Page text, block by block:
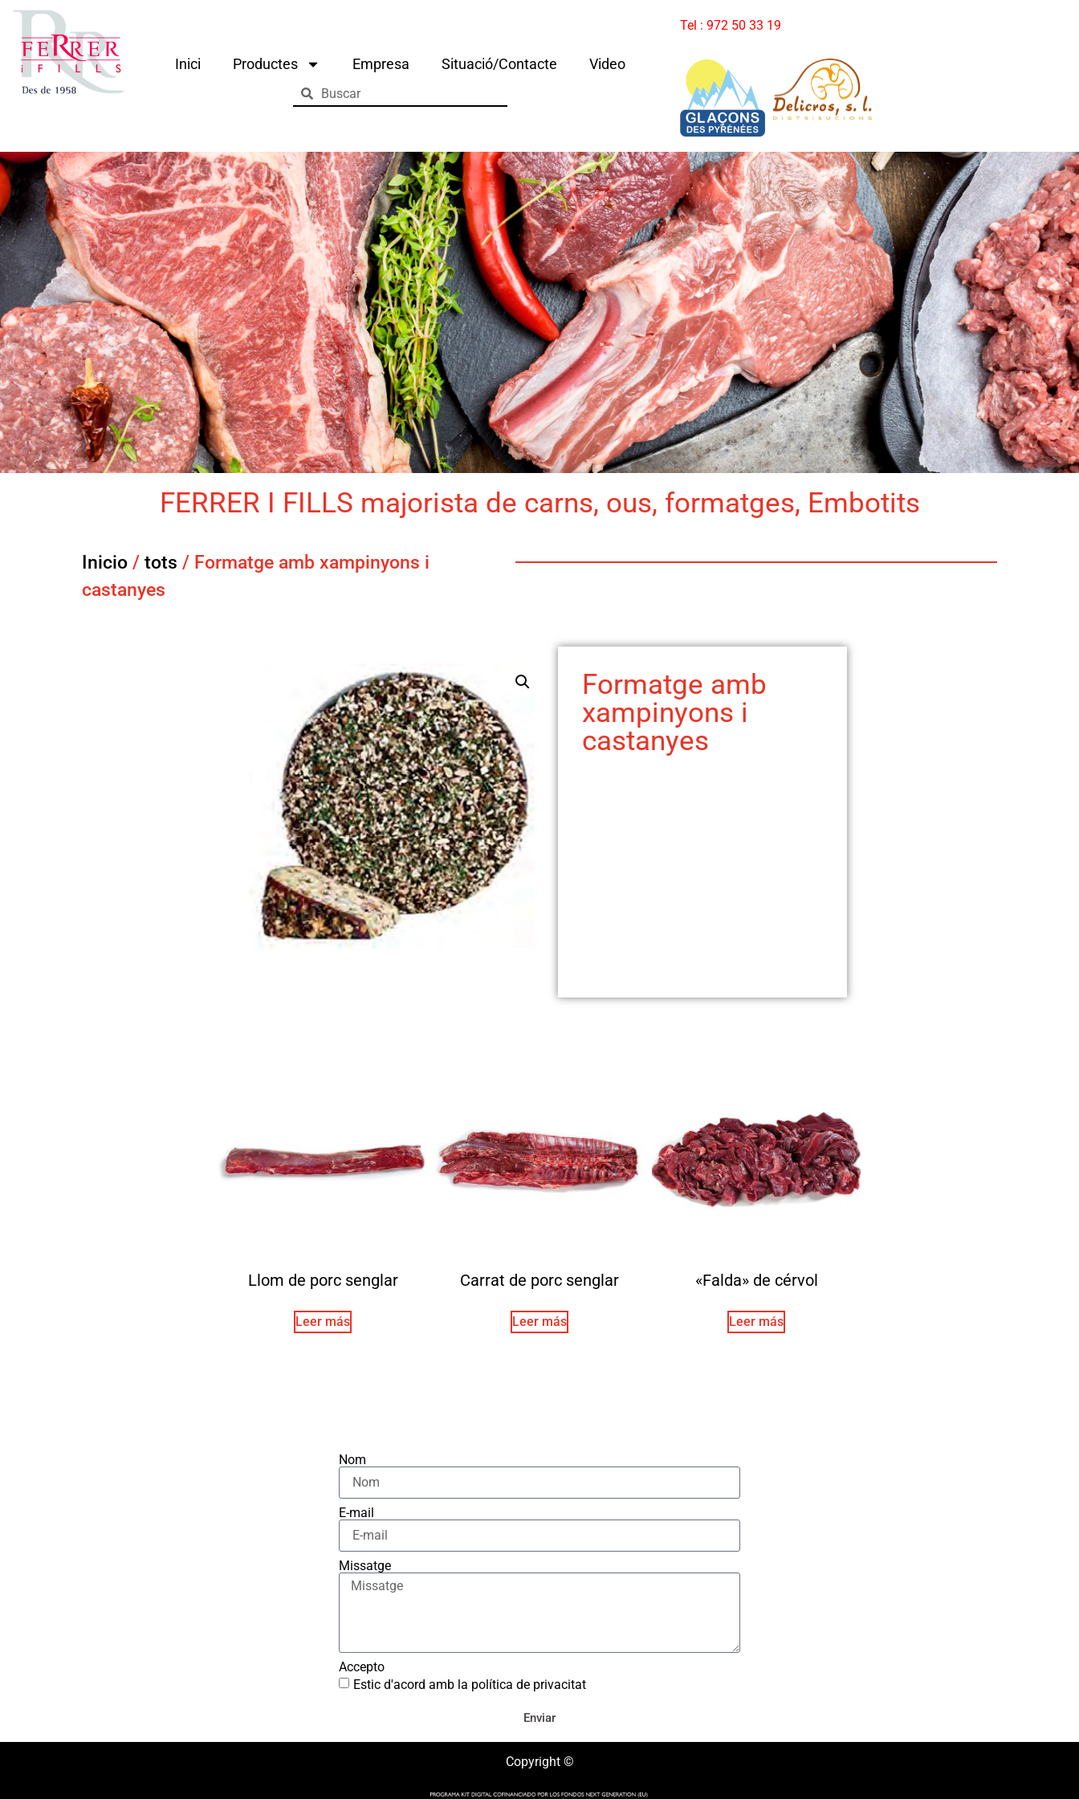
Inici Productes Empresa Situació/Contacte Video
Tel : 972 50 33 19
FERRER I FILLS majorista de carns, ous, formatges, Embotits
Inicio / tots / Formatge amb xampinyons i
castanyes
Formatge amb
xampinyons i
castanyes
Llom de porc senglar
Leer más
Carrat de porc senglar
Leer más
«Falda» de cérvol
Leer más
Nom
E-mail
Missatge
Accepto
Estic d'acord amb la política de privacitat
Enviar
Copyright ©